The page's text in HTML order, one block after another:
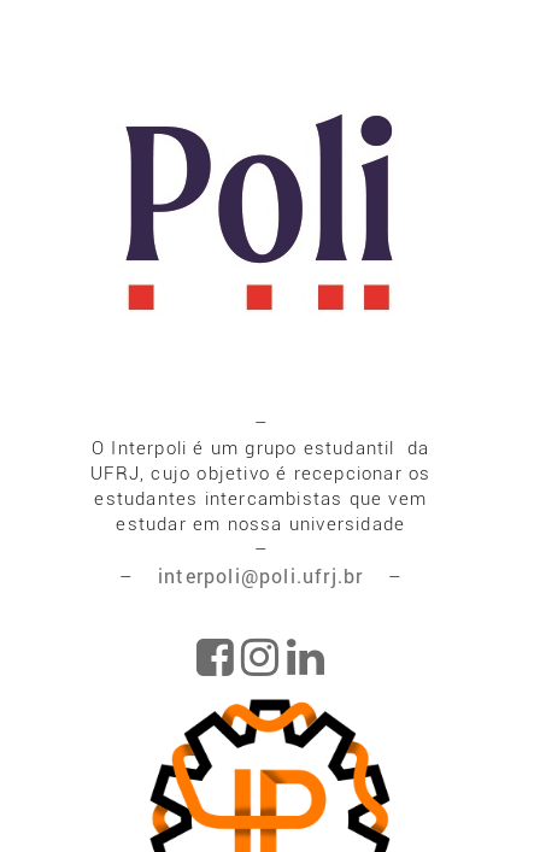
–
O Interpoli é um grupo estudantil da
UFRJ, cujo objetivo é recepcionar os
estudantes intercambistas que vem
estudar em nossa universidade
–
– interpoli@poli.ufrj.br –